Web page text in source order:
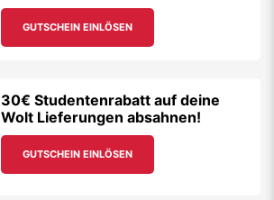
GUTSCHEIN EINLÖSEN
30€ Studentenrabatt auf deine
Wolt Lieferungen absahnen!
GUTSCHEIN EINLÖSEN